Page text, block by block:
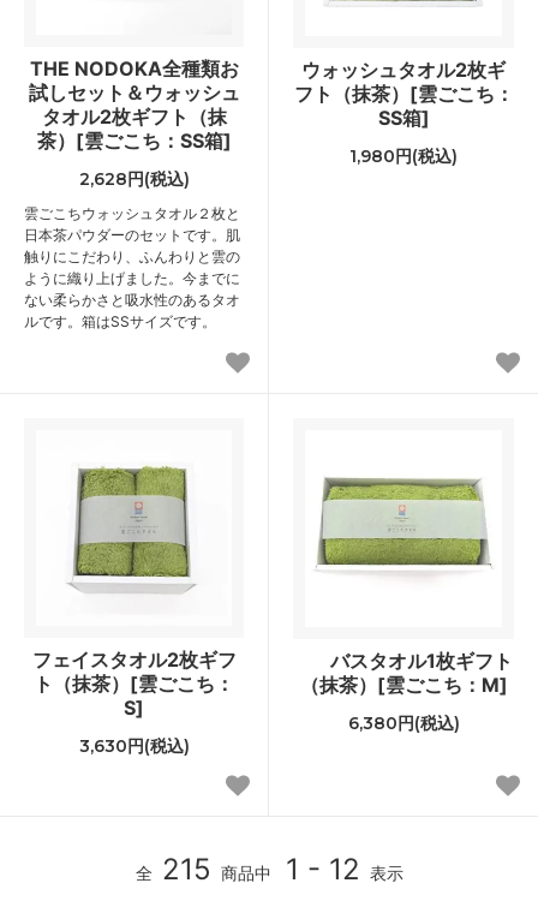
THE NODOKA全種類お
試しセット＆ウォッシュ
タオル2枚ギフト（抹
茶）[雲ごこち：SS箱]
2,628円(税込)
雲ごこちウォッシュタオル２枚と
日本茶パウダーのセットです。肌
触りにこだわり、ふんわりと雲の
ように織り上げました。今までに
ない柔らかさと吸水性のあるタオ
ルです。箱はSSサイズです。
ウォッシュタオル2枚ギ
フト（抹茶）[雲ごこち：
SS箱]
1,980円(税込)
フェイスタオル2枚ギフ
ト（抹茶）[雲ごこち：
S]
3,630円(税込)
バスタオル1枚ギフト
（抹茶）[雲ごこち：M]
6,380円(税込)
全 215 商品中 1 - 12 表示